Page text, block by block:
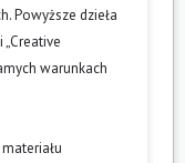
Powyższe dzieła
warunkach